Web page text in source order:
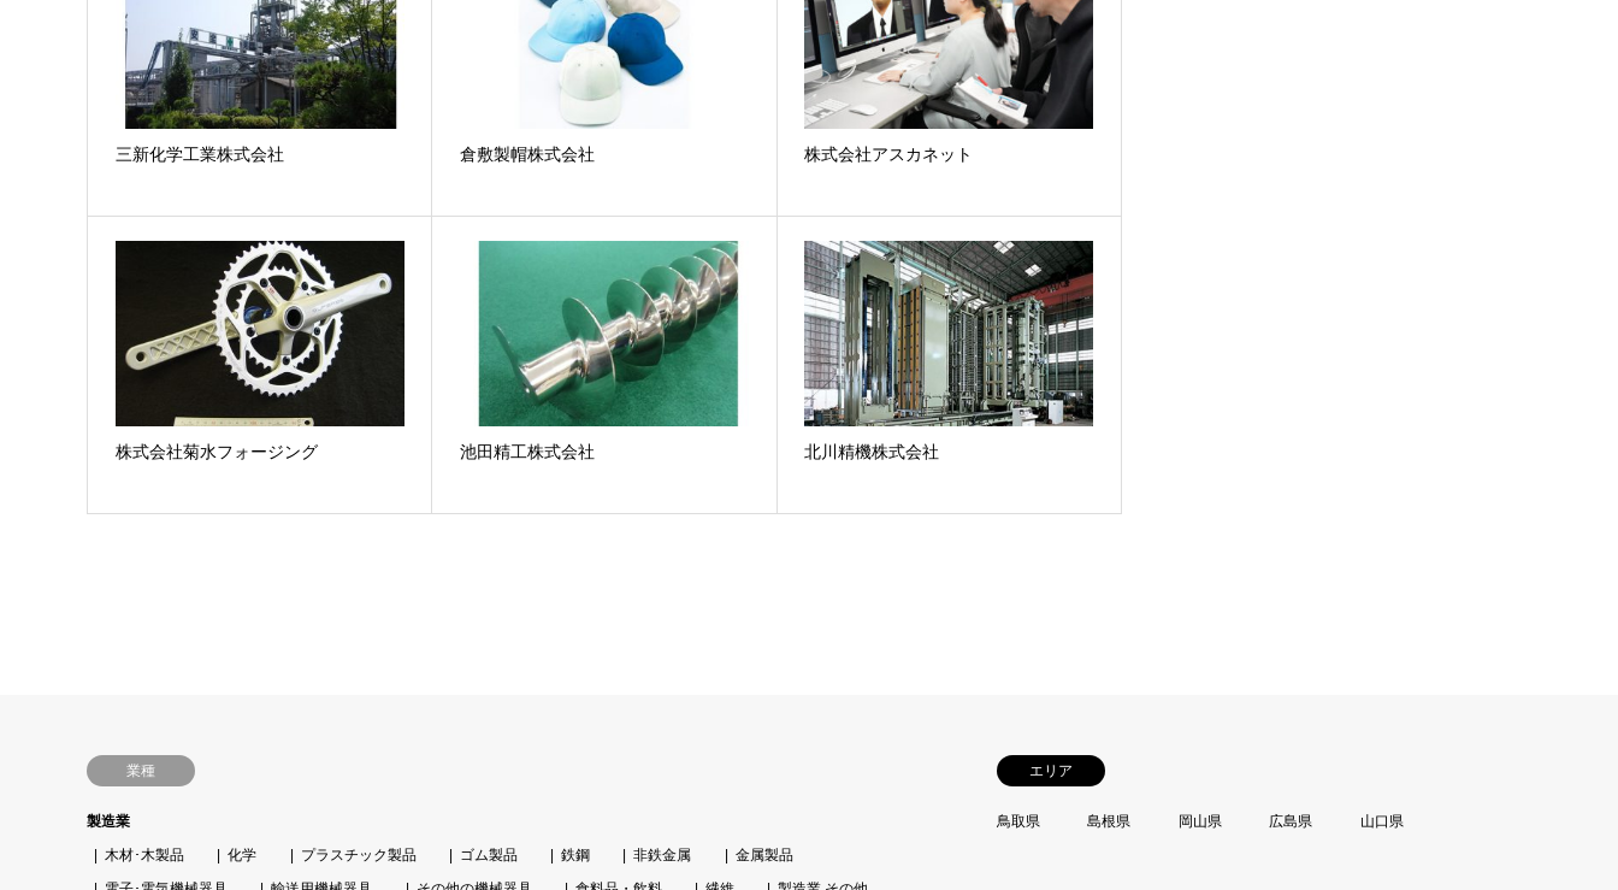
三新化学工業株式会社 倉敷製帽株式会社 株式会社アスカネット
株式会社菊水フォージング 池田精工株式会社 北川精機株式会社
業種
製造業
木材･木製品
化学 プラスチック製品 ゴム製品 鉄鋼 非鉄金属
金属製品
エリア
鳥取県 島根県 岡山県 広島県 山口県